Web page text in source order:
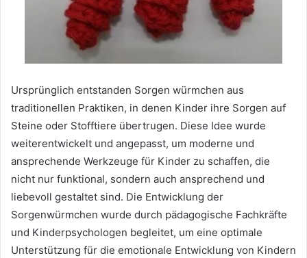
Ursprünglich entstanden Sorgen würmchen aus
traditionellen Praktiken, in denen Kinder ihre Sorgen auf
Steine oder Stofftiere übertrugen. Diese Idee wurde
weiterentwickelt und angepasst, um moderne und
ansprechende Werkzeuge für Kinder zu schaffen, die
nicht nur funktional, sondern auch ansprechend und
liebevoll gestaltet sind. Die Entwicklung der
Sorgenwürmchen wurde durch pädagogische Fachkräfte
und Kinderpsychologen begleitet, um eine optimale
Unterstützung für die emotionale Entwicklung von Kindern